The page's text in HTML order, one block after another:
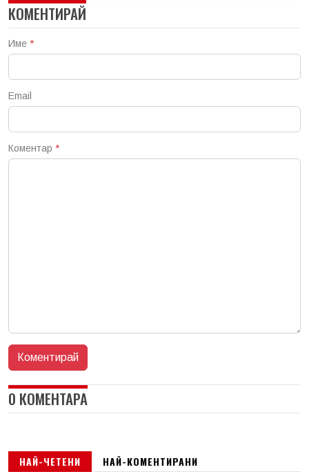
КОМЕНТИРАЙ
Име *
Email
Коментар *
0 КОМЕНТАРА
НАЙ-ЧЕТЕНИ НАЙ-КОМЕНТИРАНИ